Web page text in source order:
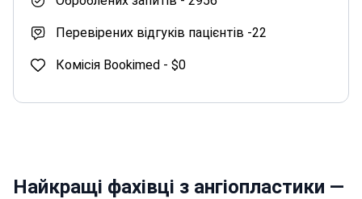
Перевірених відгуків пацієнтів -22
Комісія Bookimed - $0
Найкращі фахівці з ангіопластики —